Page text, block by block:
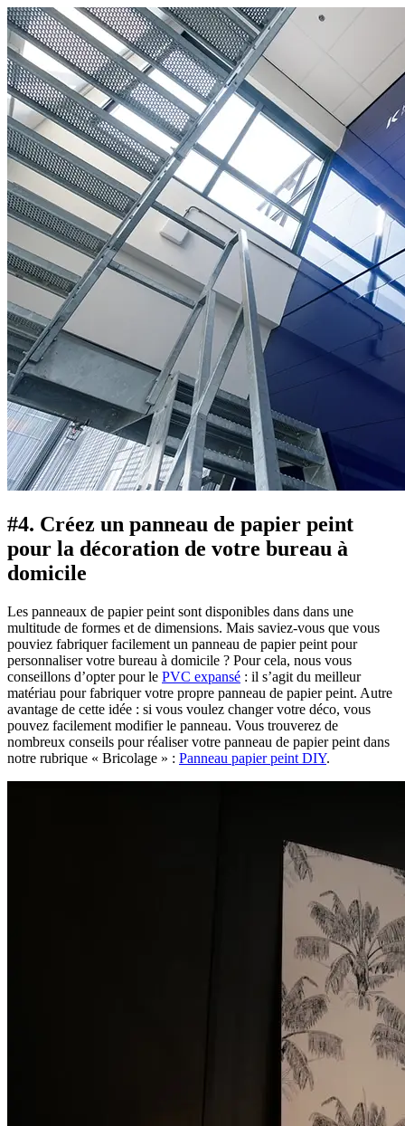
#4. Créez un panneau de papier peint
pour la décoration de votre bureau à
domicile
Les panneaux de papier peint sont disponibles dans dans une
multitude de formes et de dimensions. Mais saviez-vous que vous
pouviez fabriquer facilement un panneau de papier peint pour
personnaliser votre bureau à domicile ? Pour cela, nous vous
conseillons d’opter pour le PVC expansé : il s’agit du meilleur
matériau pour fabriquer votre propre panneau de papier peint. Autre
avantage de cette idée : si vous voulez changer votre déco, vous
pouvez facilement modifier le panneau. Vous trouverez de
nombreux conseils pour réaliser votre panneau de papier peint dans
notre rubrique « Bricolage » : Panneau papier peint DIY.